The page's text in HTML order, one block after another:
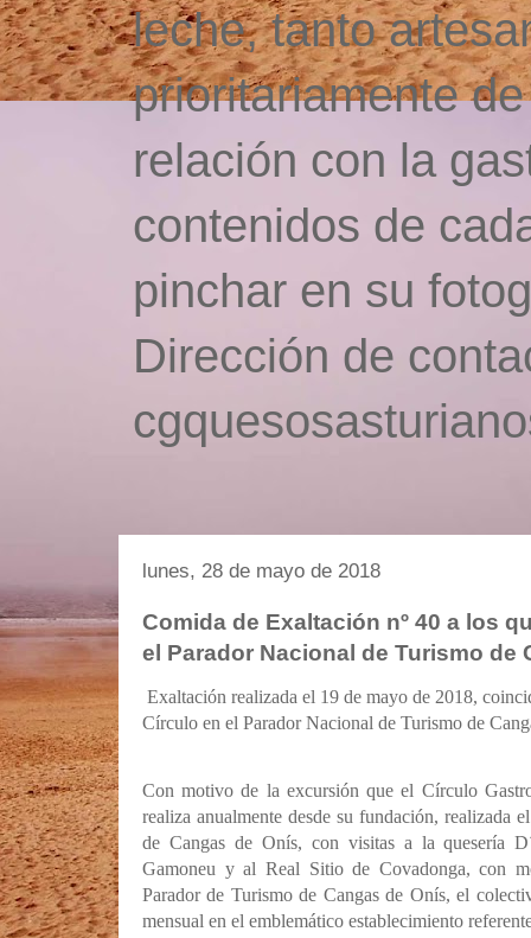
leche, tanto
prioritariamente
relación con la
contenidos de
pinchar en su
Dirección de
lunes, 28 de mayo de 2018
Comida de Exaltación nº 40 a los
el Parador Nacional de Turismo de
Exaltación realizada el 19 de mayo de 2018,
Círculo en el Parador Nacional de Turismo de
Con motivo de la excursión que el Círculo
realiza anualmente desde su fundación, realizada
de Cangas de Onís, con visitas a la quesería
Gamoneu y al Real Sitio de Covadonga, con
Parador de Turismo de Cangas de Onís, el
mensual en el emblemático establecimiento